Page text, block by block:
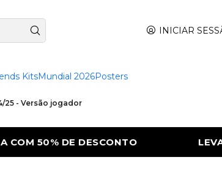
INICIAR
KitsMundial 2026Posters
25 - Versão jogador
LEVA A 2ª CAMISOLA COM 50% DE